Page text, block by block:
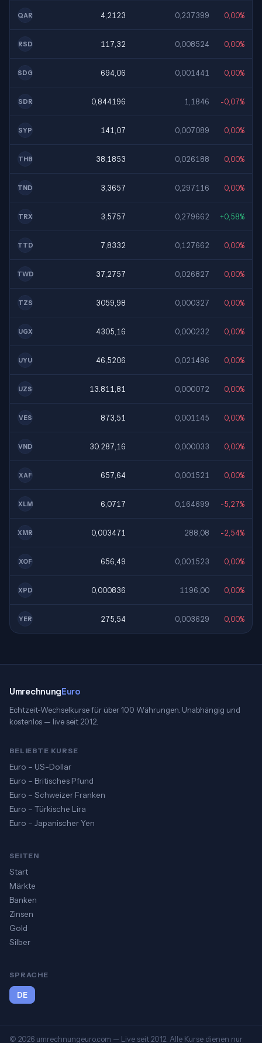
QAR 4,2123 0,237399 0,00%
RSD 117,32 0,008524 0,00%
SDG 694,06 0,001441 0,00%
SDR 0,844196 1,1846 -0,07%
SYP 141,07 0,007089 0,00%
THB 38,1853 0,026188 0,00%
TND 3,3657 0,297116 0,00%
TRX 3,5757 0,279662 +0,58%
TTD 7,8332 0,127662 0,00%
TWD 37,2757 0,026827 0,00%
TZS 3059,98 0,000327 0,00%
UGX 4305,16 0,000232 0,00%
UYU 46,5206 0,021496 0,00%
UZS 13.811,81 0,000072 0,00%
VES 873,51 0,001145 0,00%
VND 30.287,16 0,000033 0,00%
XAF 657,64 0,001521 0,00%
XLM 6,0717 0,164699 -5,27%
XMR 0,003471 288,08 -2,54%
XOF 656,49 0,001523 0,00%
XPD 0,000836 1196,00 0,00%
YER 275,54 0,003629 0,00%
UmrechnungEuro
Echtzeit-Wechselkurse für über 100 Währungen. Unabhängig und
kostenlos — live seit 2012.
BELIEBTE KURSE
Euro – US-Dollar
Euro – Britisches Pfund
Euro – Schweizer Franken
Euro – Türkische Lira
Euro – Japanischer Yen
SEITEN
Start
Märkte
Banken
Zinsen
Gold
Silber
SPRACHE
DE
© 2026 umrechnungeuro.com — Live seit 2012. Alle Kurse dienen nur